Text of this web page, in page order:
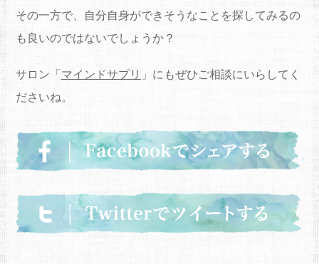
その一方で、自分自身ができそうなことを探してみるの
も良いのではないでしょ うか？
サロン「 マインドサプリ 」にもぜひご相談にいらしてく
ださいね。